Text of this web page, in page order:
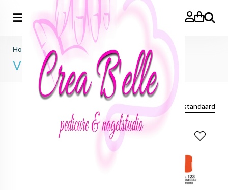
Zoeken
Home Merk>Victoria Vynn
Victoria Vynn
Sorteer op: standaard